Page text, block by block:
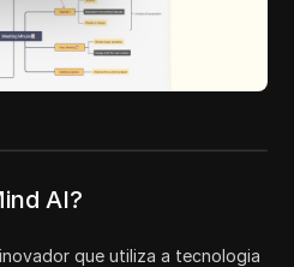
AI?
que utiliza a tecnologia